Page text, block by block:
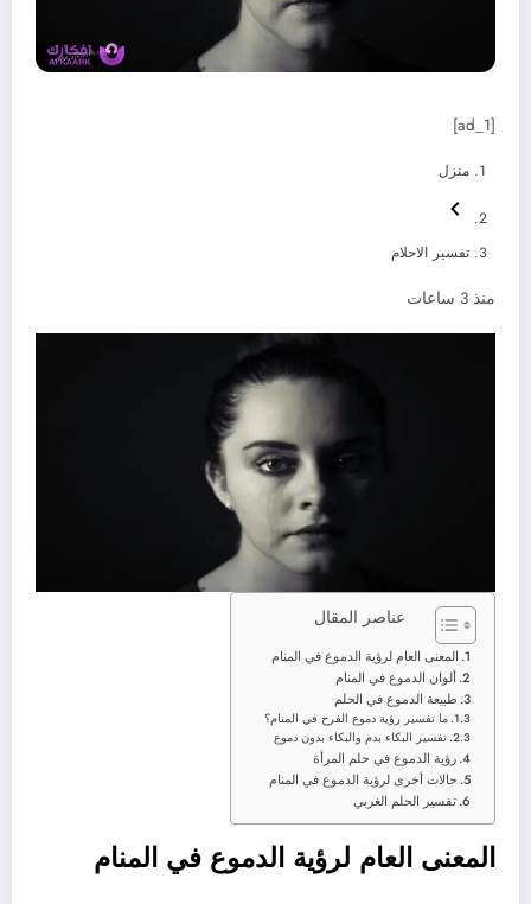
[ad_1]
منزل
تفسير الاحلام
منذ 3 ساعات
عناصر المقال
المعنى العام لرؤية الدموع في المنام
ألوان الدموع في المنام
طبيعة الدموع في الحلم
ما تفسير رؤية دموع الفرح في المنام؟
تفسير البكاء بدم والبكاء بدون دموع
رؤية الدموع في حلم المرأة
حالات أخرى لرؤية الدموع في المنام
تفسير الحلم الغربي
المعنى العام لرؤية الدموع في المنام